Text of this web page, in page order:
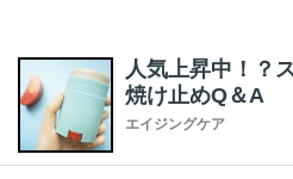
人気上昇中！？
焼け止めQ＆A
エイジングケア